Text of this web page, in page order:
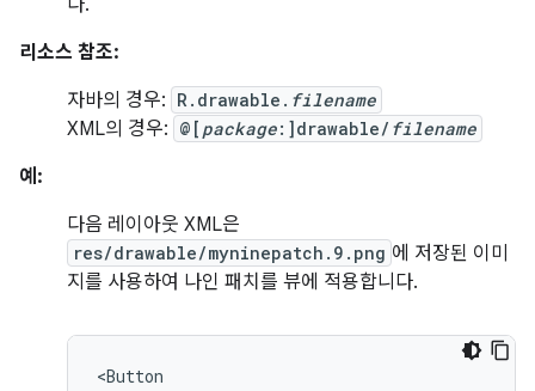
다.
리소스 참조:
자바의 경우: R.drawable. filename
XML의 경우: @[ package:]drawable/ filename
예:
다음 레이아웃 XML은
res/drawable/myninepatch.9.png 에 저장된 이미
지를 사용하여 나인 패치를 뷰에 적용합니다.